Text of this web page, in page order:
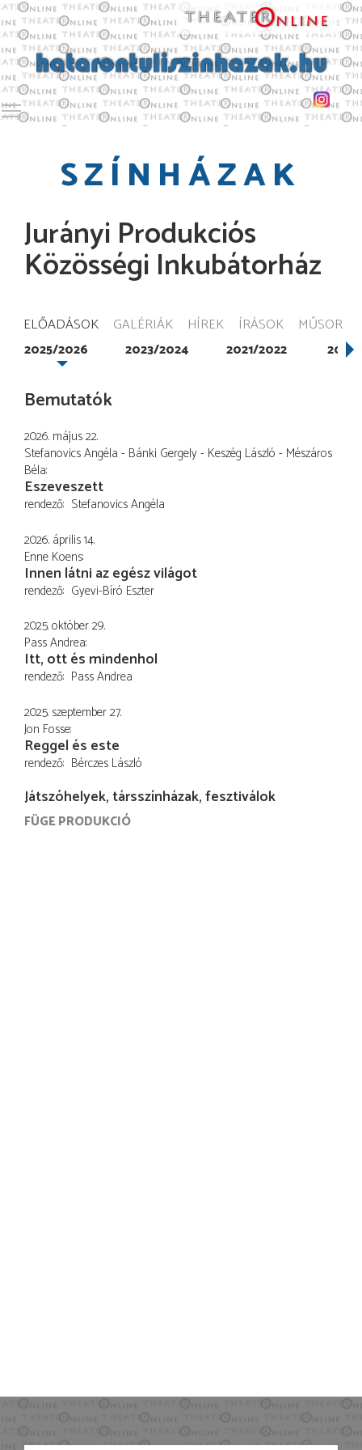
Toggle main menu visibility
SZÍNHÁZAK
Jurányi Produkciós
Közösségi Inkubátorház
ELŐADÁSOK GALÉRIÁK HÍREK ÍRÁSOK MŰSOR
2025/2026 2023/2024 2021/2022
Bemutatók
2026. május 22.
Stefanovics Angéla - Bánki Gergely - Keszég László - Mészáros
Béla
Eszeveszett
rendező Stefanovics Angéla
2026. április 14.
Enne Koens
Innen látni az egész világot
rendező Gyevi-Bíró Eszter
2025. október 29.
Pass Andrea
Itt, ott és mindenhol
rendező Pass Andrea
2025. szeptember 27.
Jon Fosse
Reggel és este
rendező Bérczes László
Játszóhelyek, társszínházak, fesztiválok
FÜGE PRODUKCIÓ